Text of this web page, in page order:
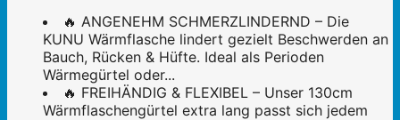
🔥 ANGENEHM SCHMERZLINDERND – Die
KUNU Wärmflasche lindert gezielt Beschwerden an
Bauch, Rücken & Hüfte. Ideal als Perioden
Wärmegürtel oder...
🔥 FREIHÄNDIG & FLEXIBEL – Unser 130cm
Wärmflaschengürtel extra lang passt sich jedem